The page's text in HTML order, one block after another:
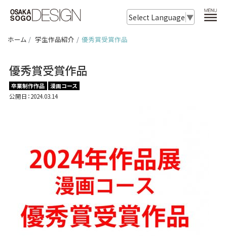
Select Language ▼
ホーム 学生作品紹介 優秀賞受賞作品
優秀賞受賞作品
卒業制作作品 漫画コース
公開日：2024.03.14